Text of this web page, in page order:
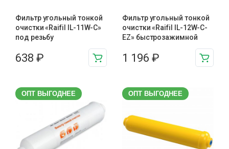
Фильтр угольный тонкой
очистки «Raifil IL-11W-C»
под резьбу
638 ₽
Фильтр угольный тонкой
очистки «Raifil IL-12W-C-
EZ» быстрозажимной
1 196 ₽
ОПТ ВЫГОДНЕЕ ОПТ ВЫГОДНЕЕ